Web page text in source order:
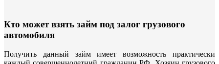
Кто может взять займ под залог грузового
автомобиля
Получить данный займ имеет возможность практически